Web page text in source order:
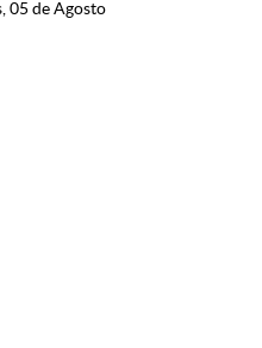
05 de Agosto